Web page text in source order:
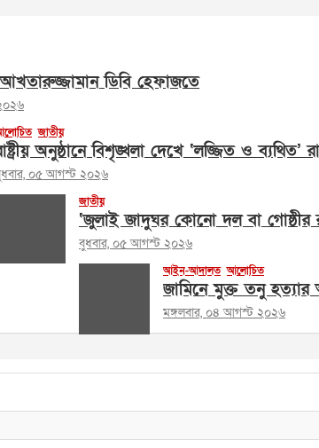
ডিবি হেফাজতে
জাতীয়
অনুষ্ঠানে বিশৃঙ্খলা দেখে ‘লজ্জিত ও ব্যথিত’
০৫ আগস্ট ২০২৬
জাতীয়
‘জুলাই জাদুঘর কোনো দল বা গোষ্ঠীর
বুধবার, ০৫ আগস্ট ২০২৬
আইন-আদালত আলোচিত
জামিনে মুক্ত তনু হত্যার
মঙ্গলবার, ০৪ আগস্ট ২০২৬